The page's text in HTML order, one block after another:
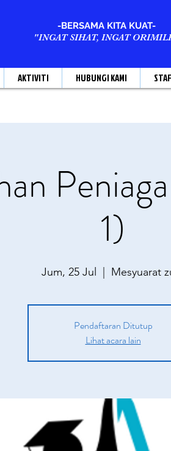
-BERSAMA KITA KUAT-
"INGAT SIHAT, INGAT
1)
Jum, 25 Jul Mesyuarat
Pendaftaran Ditutup
Lihat acara lain
AKTIVITI HUBUNGI KAMI